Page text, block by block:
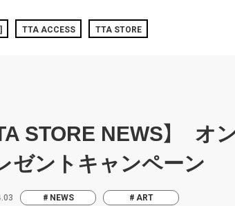
TTA ACCESS TTA STORE
STORE NEWS】 オ
ゼントキャンペーン
NEWS ART